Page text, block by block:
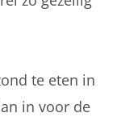
te eten in
in voor de